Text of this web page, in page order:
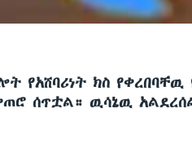
ክስ የቀረበባቸዉ
ሰጥቷል። ዉሳኔዉ